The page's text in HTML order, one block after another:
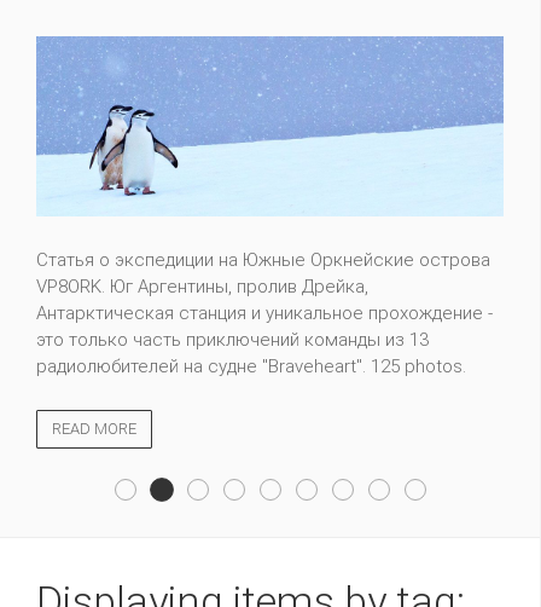
Статья о экспедиции на Южные Оркнейские острова
VP8ORK. Юг Аргентины, пролив Дрейка,
Антарктическая станция и уникальное прохождение -
это только часть приключений команды из 13
радиолюбителей на судне "Braveheart". 125 photos.
READ MORE